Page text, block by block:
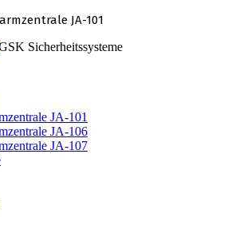
JA-101
JA-101
JA-106
JA-107